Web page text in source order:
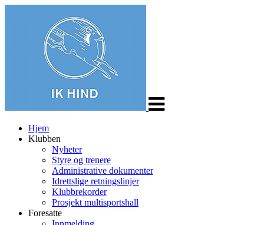
Hjem
Klubben
Nyheter
Styre og trenere
Administrative dokumenter
Idrettslige retningslinjer
Klubbrekorder
Prosjekt multisportshall
Foresatte